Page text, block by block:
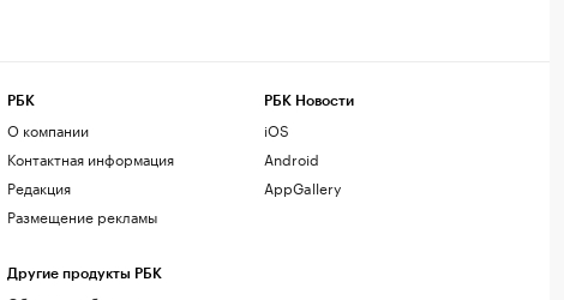
РБК
О компании
Контактная информация
Редакция
Размещение рекламы
Другие продукты РБК
РБК Новости
iOS
Android
AppGallery